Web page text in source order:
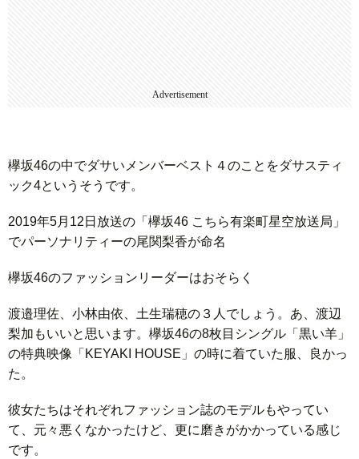
Advertisement
欅坂46の中でダサいメンバーベスト４のことをダサスティ
ック4というそうです。
2019年5月12日放送の「欅坂46 こちら有楽町星空放送局」
でパーソナリティーの尾関梨香が命名
欅坂46のファッションリーダーはおそらく
渡邉理佐、小林由依、土生瑞穂の３人でしょう。あ、渡辺
梨加もいいと思います。欅坂46の8枚目シングル「黒い羊」
の特典映像「KEYAKI HOUSE」の時に着ていた服、良かっ
た。
彼女たちはそれぞれファッション誌のモデルもやってい
て、元々悪くなかったけど、更に磨きがかかっている感じ
です。